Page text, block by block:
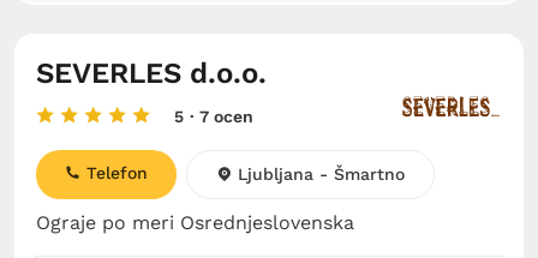
SEVERLES d.o.o.
5 · 7 ocen
Ograje po meri Osrednjeslovenska
Telefon Ljubljana - Šmartno